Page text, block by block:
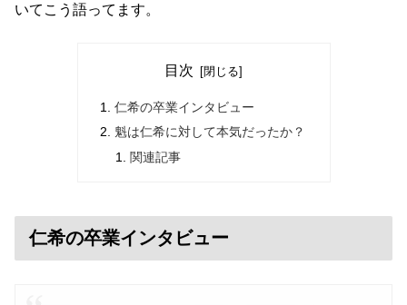
いてこう語ってます。
目次
仁希の卒業インタビュー
魁は仁希に対して本気だったか？
関連記事
仁希の卒業インタビュー